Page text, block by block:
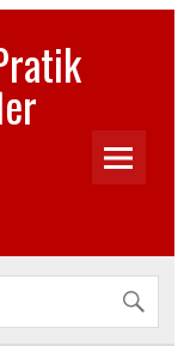
Yemek- Kurabiye-